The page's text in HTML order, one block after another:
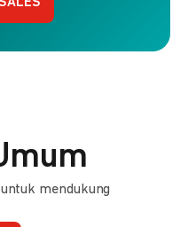
mendukung